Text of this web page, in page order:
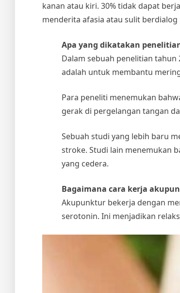
kanan atau kiri. 30% tidak dapat
menderita afasia atau sulit
Apa yang dikatakan
Dalam sebuah penelitian
adalah untuk membantu
Para peneliti menemukan
gerak di pergelangan tangan
Sebuah studi yang lebih baru
stroke. Studi lain menemukan
yang cedera.
Bagaimana cara kerja
Akupunktur bekerja dengan
serotonin. Ini menjadikan